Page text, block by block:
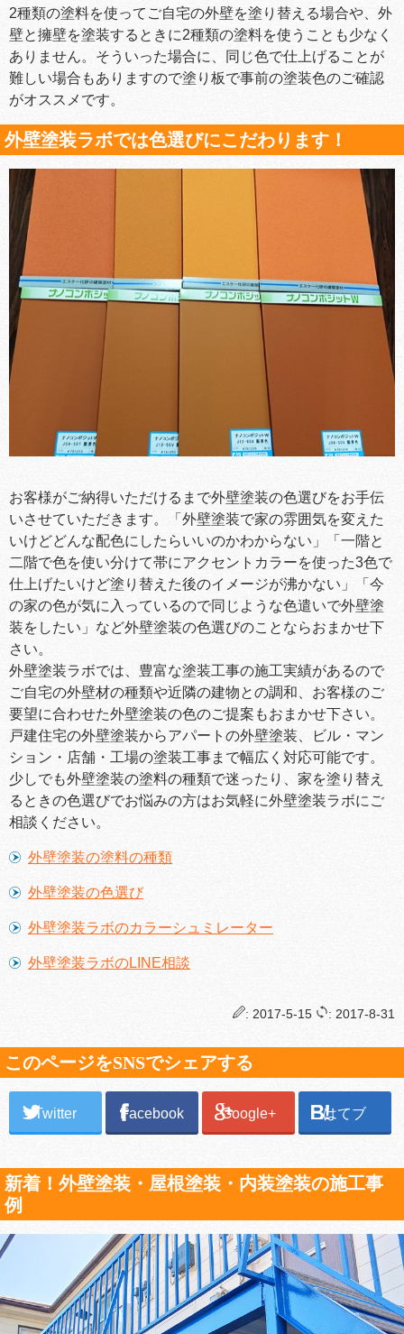
2種類の塗料を使ってご自宅の外壁を塗り替える場合や、外
壁と擁壁を塗装するときに2種類の塗料を使うことも少なく
ありません。そういった場合に、同じ色で仕上げることが
難しい場合もありますので塗り板で事前の塗装色のご確認
がオススメです。
外壁塗装ラボでは色選びにこだわります！
お客様がご納得いただけるまで外壁塗装の色選びをお手伝
いさせていただきます。「外壁塗装で家の雰囲気を変えた
いけどどんな配色にしたらいいのかわからない」「一階と
二階で色を使い分けて帯にアクセントカラーを使った3色で
仕上げたいけど塗り替えた後のイメージが沸かない」「今
の家の色が気に入っているので同じような色遣いで外壁塗
装をしたい」など外壁塗装の色選びのことならおまかせ下
さい。
外壁塗装ラボでは、豊富な塗装工事の施工実績があるので
ご自宅の外壁材の種類や近隣の建物との調和、お客様のご
要望に合わせた外壁塗装の色のご提案もおまかせ下さい。
戸建住宅の外壁塗装からアパートの外壁塗装、ビル・マン
ション・店舗・工場の塗装工事まで幅広く対応可能です。
少しでも外壁塗装の塗料の種類で迷ったり、家を塗り替え
るときの色選びでお悩みの方はお気軽に外壁塗装ラボにご
相談ください。
外壁塗装の塗料の種類
外壁塗装の色選び
外壁塗装ラボのカラーシュミレーター
外壁塗装ラボのLINE相談
: 2017-5-15 : 2017-8-31
このページをSNSでシェアする
Twitter Facebook Google+ はてブ
新着！外壁塗装・屋根塗装・内装塗装の施工事
例